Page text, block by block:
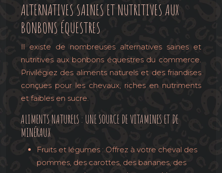
ALTERNATIVES SAINES ET NUTRITIVES AUX
BONBONS ÉQUESTRES
Il existe de nombreuses alternatives saines et
nutritives aux bonbons équestres du commerce.
Privilégiez des aliments naturels et des friandises
conçues pour les chevaux, riches en nutriments
et faibles en sucre.
ALIMENTS NATURELS : UNE SOURCE DE VITAMINES ET DE
MINÉRAUX
Fruits et légumes : Offrez à votre cheval des
pommes, des carottes, des bananes, des